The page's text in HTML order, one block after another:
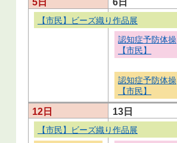
5日 6日
【市民】ビーズ織り作品展
認知症予防体操
【市民】
認知症予防体操
【市民】
12日 13日
【市民】ビーズ織り作品展